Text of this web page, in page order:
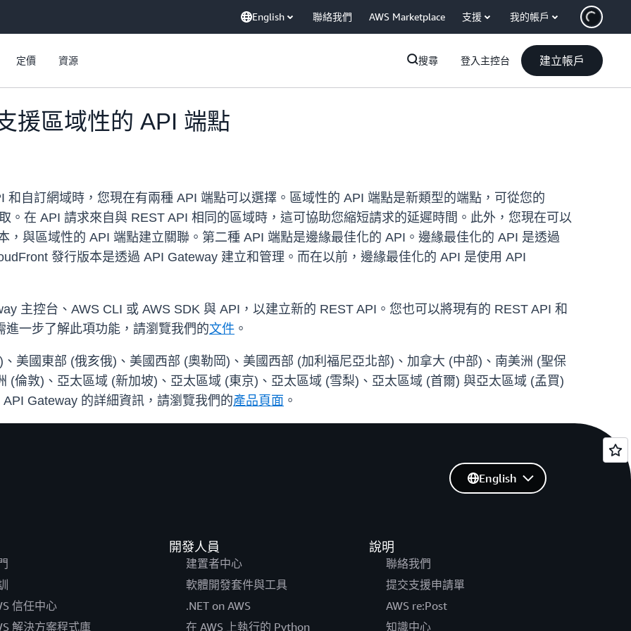
English 聯絡我們 AWS Marketplace 支援 我的帳戶
定價 資源 搜尋 登入主控台 建立帳戶
援區域性的 API 端點
和自訂網域時，您現在有兩種 API 端點可以選擇。區域性的 API 端點是新類型的端點，可從您的
。在 API 請求來自與 REST API 相同的區域時，這可協助您縮短請求的延遲時間。此外，您現在可以
，與區域性的 API 端點建立關聯。第二種 API 端點是邊緣最佳化的 API。邊緣最佳化的 API 是透過
發行版本是透過 API Gateway 建立和管理。而在以前，邊緣最佳化的 API 是使用 API
主控台、AWS CLI 或 AWS SDK 與 API，以建立新的 REST API。您也可以將現有的 REST API 和
一步了解此項功能，請瀏覽我們的文件 。
美國東部 (俄亥俄)、美國西部 (奧勒岡)、美國西部 (加利福尼亞北部)、加拿大 (中部)、南美洲 (聖保
(倫敦)、亞太區域 (新加坡)、亞太區域 (東京)、亞太區域 (雪梨)、亞太區域 (首爾) 與亞太區域 (孟買)
Gateway 的詳細資訊，請瀏覽我們的產品頁面 。
信任中心
解決方案程式庫
開發人員
建置者中心
軟體開發套件與工具
.NET on AWS
在 AWS 上執行的 Python
說明
聯絡我們
提交支援申請單
AWS re:Post
知識中心
English